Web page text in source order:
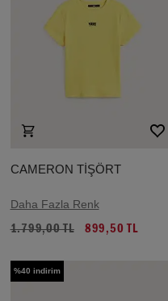
CAMERON TİŞÖRT
Daha Fazla Renk
1.799,00 TL 899,50 TL
%40 indirim